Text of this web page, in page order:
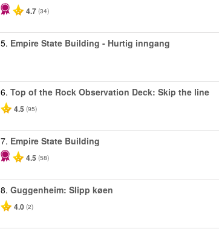
4.7 (34)
5. Empire State Building - Hurtig inngang
6.Top of the Rock Observation Deck: Skip the line
4.5 (95)
7. Empire State Building
4.5 (58)
8.Guggenheim: Slipp køen
4.0 (2)